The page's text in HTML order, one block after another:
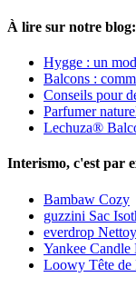
À lire sur notre blog:
Hygge : un
Balcons :
Conseils pour
Parfumer
Lechuza®
Interismo, c'est par
Bambaw Cozy
guzzini Sac
everdrop
Yankee
Loowy Tête de